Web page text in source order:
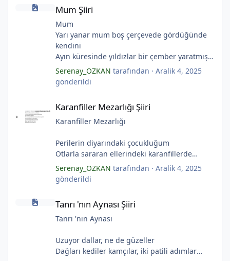
(Serenay Özkan, Viata)
Mum Şiiri
Mum
Yarı yanar mum boş çerçevede gördüğünde
kendini
Ayın küresinde yıldızlar bir çember yaratmış
Çocukların rüyalarını.
Gıcırdayan tahta evimizdeki mumlar
Bizi bizlere gösteren fenermiş.
Fenerler bir başka yanarmış.
Hayalin gerçeğinde susmayan sesini
Aşıklar evlerinde ailelerini sayarmış.
Sular ateşi söndürür derler
Aşıklar evinde ateş yükselirmiş
Çerçeveler bir olur, sokaklar birleştiğinde
Evler bir olur aşıklar evinde.
(Serenay Özkan)
Serenay_OZKAN tarafından · Aralik 4, 2025
gönderildi
Karanfiller Mezarlığı Şiiri
Karanfiller Mezarlığı
Perilerin diyarındaki çocukluğum
Otlarla sararan ellerindeki karanfillerde
Yarım kalan anneler
Pas tutan yüreklerle yeşil mezarlıkta hayaller
Tuzlu nehirdeki soğukluğum
Kuru topraklar küf tutar
Karanfiller mezarlığında.
"Karanfiller Mezarlığı" adlı şiiri Yaşama Uğraşı
Serenay_OZKAN tarafından · Aralik 4, 2025
gönderildi
Tanrı 'nın Aynası Şiiri
Tanrı 'nın Aynası
Uzuyor dallar, ne de güzeller
Dağları kediler kamçılar, iki patili adımlar
*